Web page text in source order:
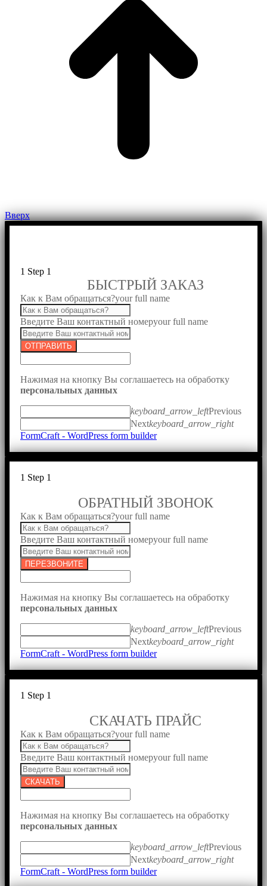
Вверх
1 Step 1
БЫСТРЫЙ ЗАКАЗ
Как к Вам обращаться?your full name
Введите Ваш контактный номерyour full name
ОТПРАВИТЬ
Нажимая на кнопку Вы соглашаетесь на обработку
персональных данных
keyboard_arrow_leftPrevious
Nextkeyboard_arrow_right
FormCraft - WordPress form builder
1 Step 1
ОБРАТНЫЙ ЗВОНОК
Как к Вам обращаться?your full name
Введите Ваш контактный номерyour full name
ПЕРЕЗВОНИТЕ
Нажимая на кнопку Вы соглашаетесь на обработку
персональных данных
keyboard_arrow_leftPrevious
Nextkeyboard_arrow_right
FormCraft - WordPress form builder
1 Step 1
СКАЧАТЬ ПРАЙС
Как к Вам обращаться?your full name
Введите Ваш контактный номерyour full name
СКАЧАТЬ
Нажимая на кнопку Вы соглашаетесь на обработку
персональных данных
keyboard_arrow_leftPrevious
Nextkeyboard_arrow_right
FormCraft - WordPress form builder